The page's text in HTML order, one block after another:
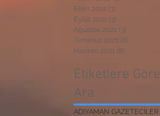
Ekim 2021 (3)
Eylül 2021 (3)
Ağustos 2021 (3)
Temmuz 2021 (6)
Haziran 2021 (8)
Etiketlere Göre
Ara